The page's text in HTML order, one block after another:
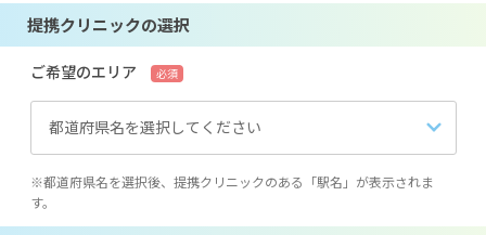
提携クリニックの選択
ご希望のエリア 必須
都道府県名を選択してください
※都道府県名を選択後、提携クリニックのある「駅名」が表示されま
す。